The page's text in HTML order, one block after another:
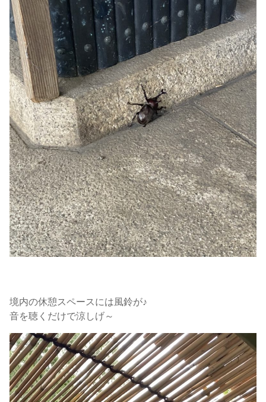
境内の休憩スペースには風鈴が♪
音を聴くだけで涼しげ～